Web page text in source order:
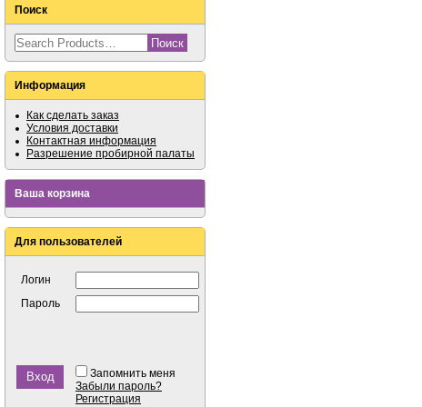
Поиск
Информация
Как сделать заказ
Условия доставки
Контактная информация
Разрешение пробирной палаты
Ваша корзина
Для пользователей
Логин
Пароль
Запомнить меня
Забыли пароль?
Регистрация